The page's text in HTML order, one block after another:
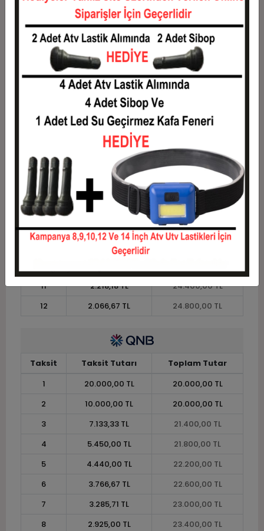
12
2.066,67 TL 24.800,00 TL
Taksit Taksit Tutarı
Toplam Tutar
20.000,00 TL
20.000,00 TL
10.000,00 TL
3
7.133,33 TL
21.400,00 TL
5.450,00 TL
21.800,00 TL
5
4.440,00 TL
22.200,00 TL
6
3.766,67 TL
22.600,00 TL
7
3.285,71 TL
23.000,00 TL
8
2.925,00 TL
23.400,00 TL
2.644,44 TL
23.800,00 TL
11
2.218,18 TL
24.400,00 TL
12
2.066,67 TL 24.800,00 TL
Taksit Taksit Tutarı
Toplam Tutar
1
20.000,00 TL
20.000,00 TL
2
10.000,00 TL
20.000,00 TL
3
7.133,33 TL
21.400,00 TL
4
5.450,00 TL
21.800,00 TL
5
4.440,00 TL
22.200,00 TL
6
3.766,67 TL
22.600,00 TL
7
3.285,71 TL
23.000,00 TL
8
2.925,00 TL
23.400,00 TL